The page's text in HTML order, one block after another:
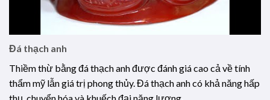
Đá thạch anh
Thiềm thừ bằng đá thạch anh được đánh giá cao cả về tính
thẩm mỹ lẫn giá trị phong thủy. Đá thạch anh có khả năng hấp